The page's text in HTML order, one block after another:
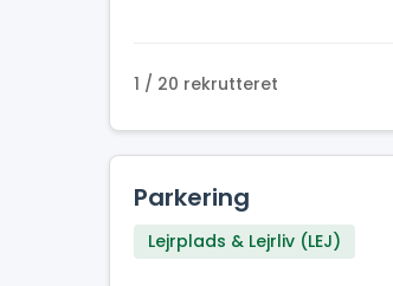
1 / 20 rekrutteret
Parkering
Lejrplads & Lejrliv (LEJ)